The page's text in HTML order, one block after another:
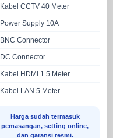
Kabel CCTV 40 Meter
Power Supply 10A
BNC Connector
DC Connector
Kabel HDMI 1.5 Meter
Kabel LAN 5 Meter
Harga sudah termasuk
pemasangan, setting online,
dan garansi resmi.